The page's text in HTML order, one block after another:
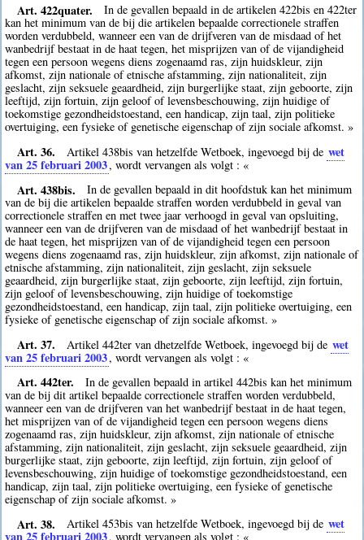
Art. 422quater.
In de gevallen bepaald in de artikelen 422bis en 422ter
kan het minimum van de bij die artikelen bepaalde correctionele straffen
worden verdubbeld, wanneer een van de drijfveren van de misdaad of het
wanbedrijf bestaat in de haat tegen, het misprijzen van of de vijandigheid
tegen een persoon wegens diens zogenaamd ras, zijn huidskleur, zijn
afkomst, zijn nationale of etnische afstamming, zijn nationaliteit, zijn
geslacht, zijn seksuele geaardheid, zijn burgerlijke staat, zijn geboorte, zijn
leeftijd, zijn fortuin, zijn geloof of levensbeschouwing, zijn huidige of
toekomstige gezondheidstoestand, een handicap, zijn taal, zijn politieke
overtuiging, een fysieke of genetische eigenschap of zijn sociale afkomst. »
Art. 36. Artikel 438bis van hetzelfde Wetboek, ingevoegd bij de wet
van 25 februari 2003, wordt vervangen als volgt : «
Art. 438bis.
In de gevallen bepaald in dit hoofdstuk kan het minimum
van de bij die artikelen bepaalde straffen worden verdubbeld in geval van
correctionele straffen en met twee jaar verhoogd in geval van opsluiting,
wanneer een van de drijfveren van de misdaad of het wanbedrijf bestaat in
de haat tegen, het misprijzen van of de vijandigheid tegen een persoon
wegens diens zogenaamd ras, zijn huidskleur, zijn afkomst, zijn nationale of
etnische afstamming, zijn nationaliteit, zijn geslacht, zijn seksuele
geaardheid, zijn burgerlijke staat, zijn geboorte, zijn leeftijd, zijn fortuin,
zijn geloof of levensbeschouwing, zijn huidige of toekomstige
gezondheidstoestand, een handicap, zijn taal, zijn politieke overtuiging, een
fysieke of genetische eigenschap of zijn sociale afkomst. »
Art. 37. Artikel 442ter van dhetzelfde Wetboek, ingevoegd bij de wet
van 25 februari 2003, wordt vervangen als volgt : «
Art. 442ter.
In de gevallen bepaald in artikel 442bis kan het minimum
van de bij dit artikel bepaalde correctionele straffen worden verdubbeld,
wanneer een van de drijfveren van het wanbedrijf bestaat in de haat tegen,
het misprijzen van of de vijandigheid tegen een persoon wegens diens
zogenaamd ras, zijn huidskleur, zijn afkomst, zijn nationale of etnische
afstamming, zijn nationaliteit, zijn geslacht, zijn seksuele geaardheid, zijn
burgerlijke staat, zijn geboorte, zijn leeftijd, zijn fortuin, zijn geloof of
levensbeschouwing, zijn huidige of toekomstige gezondheidstoestand, een
handicap, zijn taal, zijn politieke overtuiging, een fysieke of genetische
eigenschap of zijn sociale afkomst. »
Art. 38. Artikel 453bis van hetzelfde Wetboek, ingevoegd bij de wet
, wordt vervangen als volgt : «